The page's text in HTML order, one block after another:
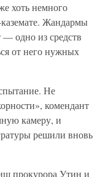
хоть немного
каземате. Жандармы
— одно из средств
от него нужных
Не
комендант
камеру, и
решили вновь
прокурора Утин и